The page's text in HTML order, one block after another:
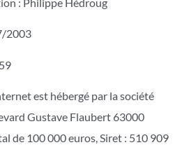
2003
est hébergé par la société
Gustave Flaubert 63000
de 100 000 euros, Siret : 510 909